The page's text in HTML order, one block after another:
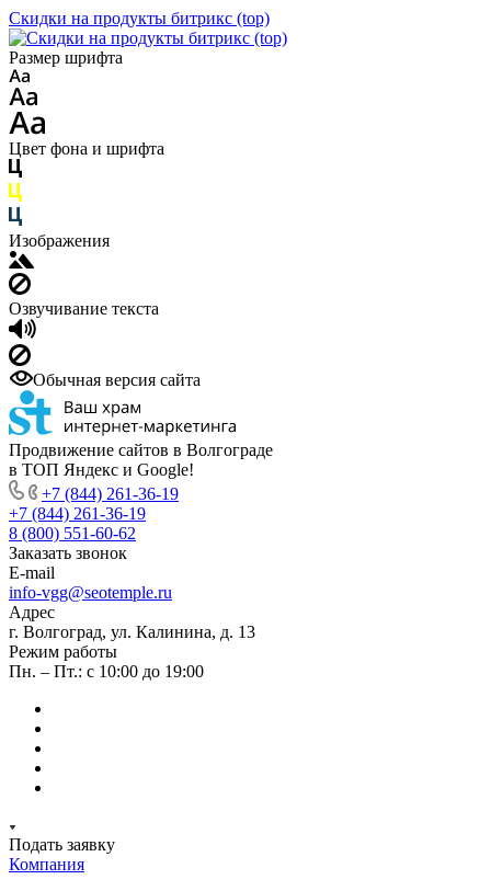
Скидки на продукты битрикс (top)
Размер шрифта
Цвет фона и шрифта
Изображения
Озвучивание текста
Обычная версия сайта
Продвижение сайтов в Волгограде
в ТОП Яндекс и Google!
+7 (844) 261-36-19
+7 (844) 261-36-19
8 (800) 551-60-62
Заказать звонок
E-mail
info-vgg@seotemple.ru
Адрес
г. Волгоград, ул. Калинина, д. 13
Режим работы
Пн. – Пт.: с 10:00 до 19:00
Подать заявку
Компания